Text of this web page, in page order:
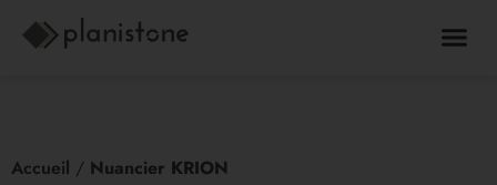
Accueil / Nuancier KRION